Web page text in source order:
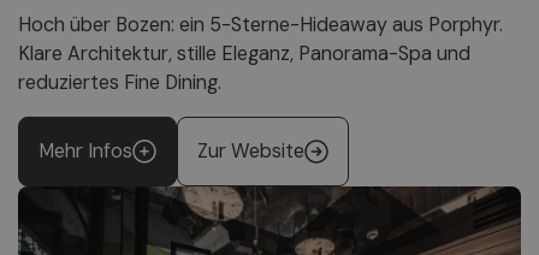
Hoch über Bozen: ein 5-Sterne-Hideaway aus Porphyr.
Klare Architektur, stille Eleganz, Panorama-Spa und
reduziertes Fine Dining.
Mehr Infos Zur Website